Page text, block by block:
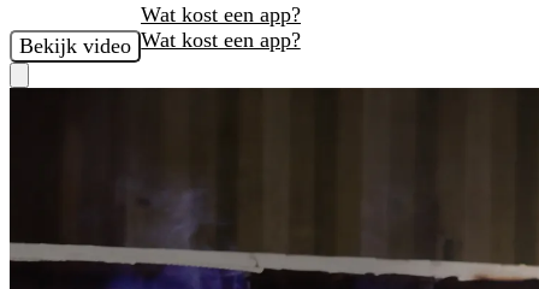
Bekijk video
Wat kost een app?
Wat kost een app?